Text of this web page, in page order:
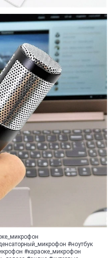
#ноутбук
#караоке_микрофон